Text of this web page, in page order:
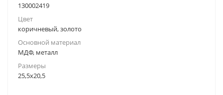
130002419
Цвет
коричневый, золото
Основной материал
МДФ, металл
Размеры
25,5х20,5